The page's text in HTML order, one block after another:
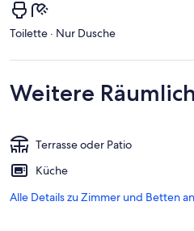
Toilette · Nur Dusche
Weitere
Terrasse oder Patio
Küche
Alle Details zu Zimmer und Betten